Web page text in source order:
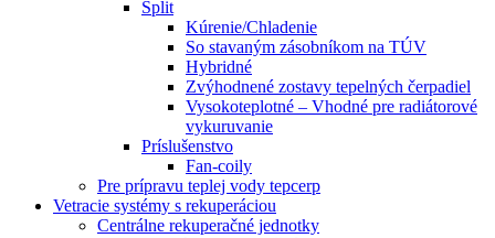
Split
Kúrenie/Chladenie
So stavaným zásobníkom na TÚV
Hybridné
Zvýhodnené zostavy tepelných čerpadiel
Vysokoteplotné – Vhodné pre radiátorové
vykuruvanie
Príslušenstvo
Fan-coily
Pre prípravu teplej vody tepcerp
Vetracie systémy s rekuperáciou
Centrálne rekuperačné jednotky